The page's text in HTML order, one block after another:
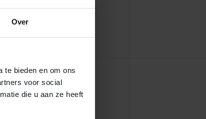
Over
te bieden en om ons
voor social
die u aan ze heeft